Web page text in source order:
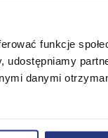
funkcje
danymi